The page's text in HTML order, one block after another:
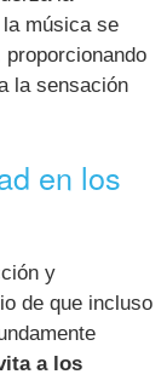
música se
la sensación
en los
y
de que incluso
a los